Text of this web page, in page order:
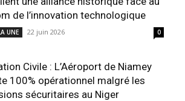
de l’innovation technologique
UNE 22 juin 2026 0
Civile : L’Aéroport de Niamey
100% opérationnel malgré les
sécuritaires au Niger